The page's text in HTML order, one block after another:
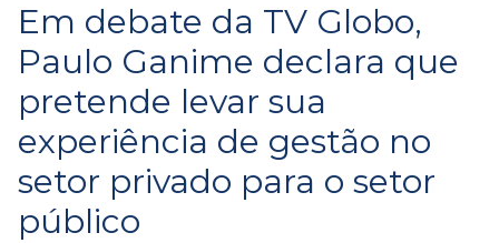
Em debate da TV Globo,
Paulo Ganime declara que
pretende levar sua
experiência de gestão no
setor privado para o setor
público